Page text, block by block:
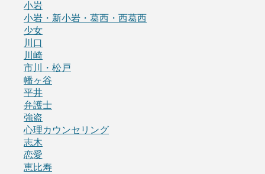
小岩
小岩・新小岩・葛西・西葛西
少女
川口
川崎
市川・松戸
幡ヶ谷
平井
弁護士
強盗
心理カウンセリング
志木
恋愛
恵比寿